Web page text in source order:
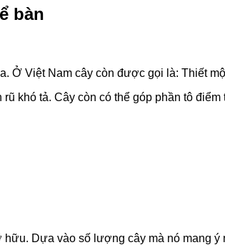
bàn
Ở Việt Nam cây còn được gọi là: Thiết
khó tả. Cây còn có thể góp phần tô
Dựa vào số lượng cây mà nó mang ý